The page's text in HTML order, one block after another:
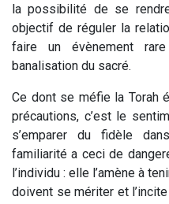
la possibilité de se
objectif de réguler la
faire un évènement
banalisation du sacré.
Ce dont se méfie la Torah
précautions, c’est le
s’emparer du fidèle
familiarité a ceci de
l’individu : elle l’amène à
doivent se mériter et